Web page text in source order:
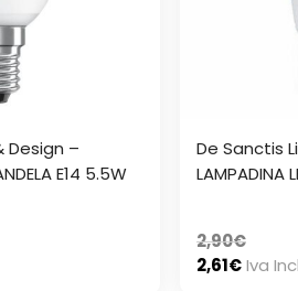
Design –
E14 5.5W
De Sanctis
LAMPADINA
2,90€
2,61€Iva